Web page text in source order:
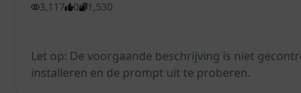
3,117 0 1,530
Let op: De voorgaande beschrijving is niet
installeren en de prompt uit te proberen.